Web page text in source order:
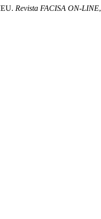
Revista FACISA ON-LINE,